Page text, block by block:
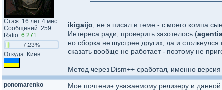
Стаж: 16 лет 4 мес.
Сообщений: 259
Ratio: 6.271
7.23%
Откуда: Киев
ikigaijo , не я писал в теме - с моего компа
Интереса ради, проверить захотелось (
но сборка не шустрее других, да и
сказать вообще не работает - поэтому не
Метод через Dism++ сработал, именно
ponomarenko
Мое почтение уважаемому релизеру и